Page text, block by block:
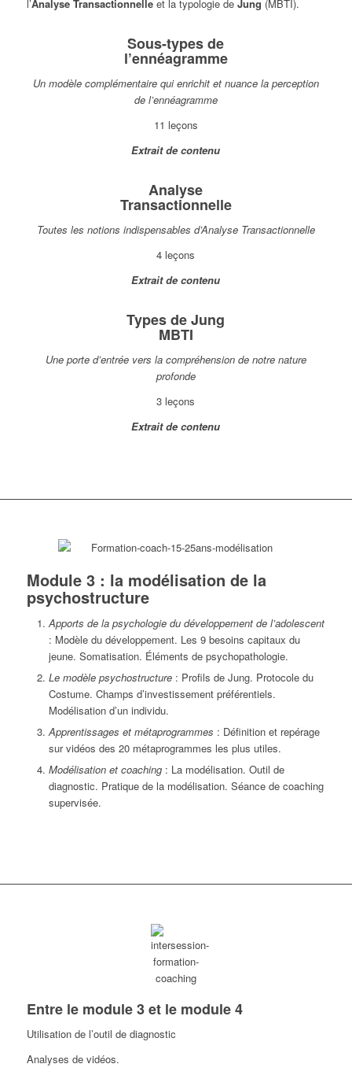
l’Analyse Transactionnelleet la typologie de Jung (MBTI).
Sous-types de
l’ennéagramme
Un modèle complémentaire qui enrichit et nuance la perception
de l’ennéagramme
11 leçons
Extrait de contenu
Analyse
Transactionnelle
Toutes les notions indispensables d’Analyse Transactionnelle
4 leçons
Extrait de contenu
Types de Jung
MBTI
Une porte d’entrée vers la compréhension de notre nature
profonde
3 leçons
Extrait de contenu
Module 3 : la modélisation de la
psychostructure
Apports de la psychologie du développement de l’adolescent
: Modèle du développement. Les 9 besoins capitaux du
jeune. Somatisation. Éléments de psychopathologie.
Le modèle psychostructure: Profils de Jung. Protocole du
Costume. Champs d’investissement préférentiels.
Modélisation d’un individu.
Apprentissages et métaprogrammes : Définition et repérage
sur vidéos des 20 métaprogrammes les plus utiles.
Modélisation et coaching: La modélisation. Outil de
diagnostic. Pratique de la modélisation. Séance de coaching
supervisée.
Entre le module 3 et le module 4
Utilisation de l’outil de diagnostic
Analyses de vidéos.